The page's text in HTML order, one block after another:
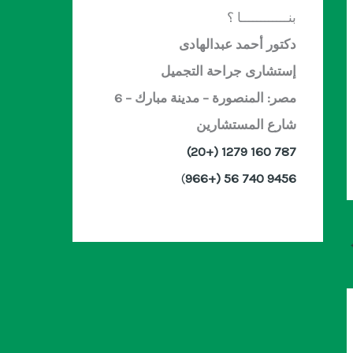
بنــــــــــــا ؟
دكتور أحمد عبدالهادى
إستشارى جراحة التجميل
مصر: المنصورة – مدينة مبارك – 6
شارع المستشارين
787 160 1279 (+20)
9456 740 56 (+966
)